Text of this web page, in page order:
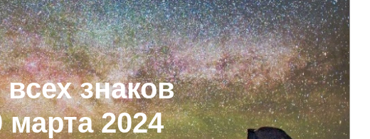
знаков
марта 2024